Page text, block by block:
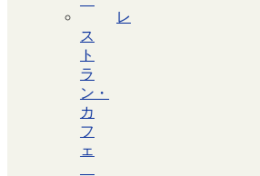
レ
ス
ト
ラ
ン・
カ
フ
ェ